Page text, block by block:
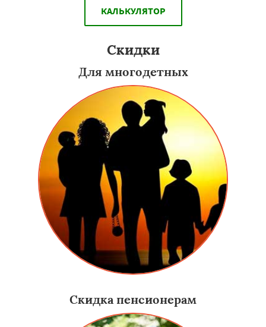
КАЛЬКУЛЯТОР
Скидки
Для многодетных
Скидка пенсионерам